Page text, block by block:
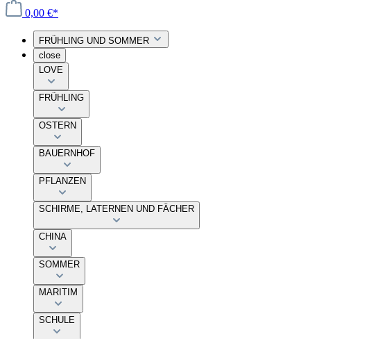
0,00 €*
FRÜHLING UND SOMMER
close
LOVE
FRÜHLING
OSTERN
BAUERNHOF
PFLANZEN
SCHIRME, LATERNEN UND FÄCHER
CHINA
SOMMER
MARITIM
SCHULE